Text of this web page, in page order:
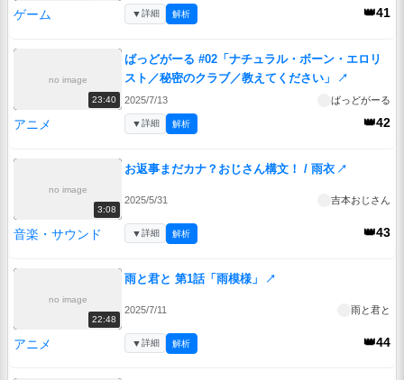
ゲーム 👑41
▼詳細 解析
no image
23:40
ばっどがーる #02「ナチュラル・ボーン・エロリ
スト／秘密のクラブ／教えてください」
↗
2025/7/13 ばっどがーる
アニメ 👑42
▼詳細 解析
no image
3:08
お返事まだカナ？おじさん構文！ / 雨衣 ↗
2025/5/31 吉本おじさん
音楽・サウンド 👑43
▼詳細 解析
no image
22:48
雨と君と 第1話「雨模様」 ↗
2025/7/11 雨と君と
アニメ 👑44
▼詳細 解析